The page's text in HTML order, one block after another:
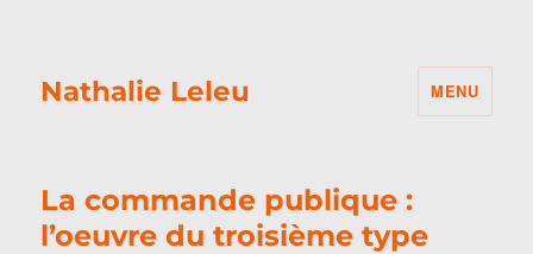
Nathalie Leleu MENU
La commande publique :
l’oeuvre du troisième type